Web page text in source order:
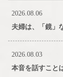
2026.08.06
夫婦は、「鏡」
2026.08.03
本音を話すこと